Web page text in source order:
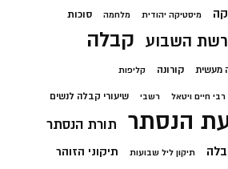
מיסטיקה יהודית מלחמה סוכות
השבוע קבלה
מעשית קורונה קליפות
רבי חיים ויטאל רשבי שיעורי קבלה לנשים
הנסתר תורת הנסתר
תיקון ליל שבועות תיקוני הזוהר